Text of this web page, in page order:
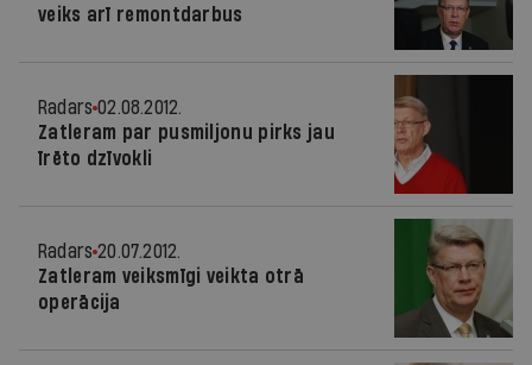
veiks arī remontdarbus
Radars 02.08.2012.
Zatleram par pusmiljonu pirks jau
īrēto dzīvokli
Radars 20.07.2012.
Zatleram veiksmīgi veikta otrā
operācija